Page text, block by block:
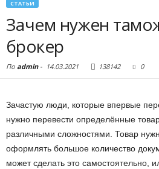
СТАТЬИ
Зачем нужен
брокер
По admin- 14.03.2021 138142 0
Зачастую люди, которые впервые
нужно перевести определённые
различными сложностями. Товар
оформлять большое количество
может сделать это самостоятельно,